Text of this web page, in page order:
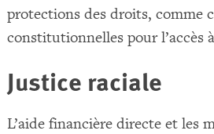
protections des droits, comme
constitutionnelles pour l’accès
Justice raciale
L’aide financière directe et les